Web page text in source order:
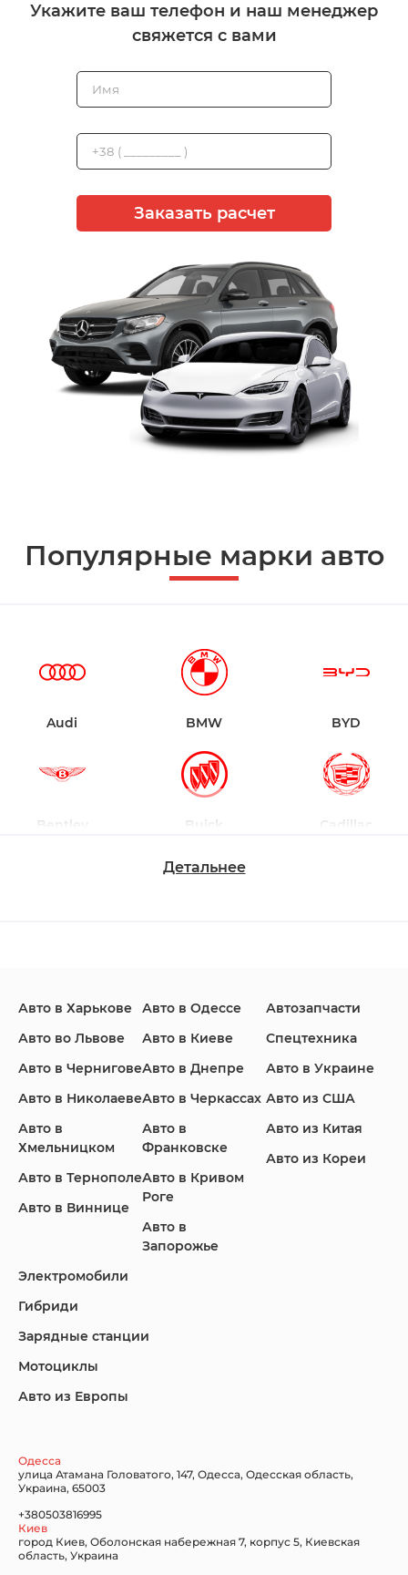
Укажите ваш телефон и наш менеджер
свяжется с вами
Заказать расчет
Популярные марки авто
Audi BMW BYD
Bentley Buick Cadillac
Infiniti Jaguar Jeep
Land Rover
Lincoln
Subaru Tesla Toyota
Детальнее
Авто в Харькове
Авто во Львове
Авто в Чернигове
Авто в Николаеве
Авто в
Хмельницком
Авто в Тернополе
Авто в Виннице
Авто в Одессе
Авто в Киеве
Авто в Днепре
Авто в Черкассах
Авто в
Франковске
Авто в Кривом
Роге
Авто в
Запорожье
Автозапчасти
Спецтехника
Авто в Украине
Авто из США
Авто из Китая
Авто из Кореи
Электромобили
Гибриди
Зарядные станции
Мотоциклы
Авто из Европы
Одесса
улица Атамана Головатого, 147, Одесса, Одесская область,
Украина, 65003
+380503816995
Киев
город Киев, Оболонская набережная 7, корпус 5, Киевская
область, Украина